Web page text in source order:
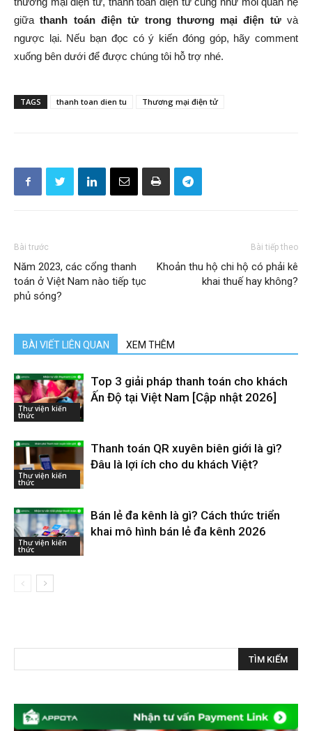
giữathanh toán điện tử trong thương mại điện tửvà
ngược lại. Nếu bạn đọc có ý kiến đóng góp, hãy comment
xuống bên dưới để được chúng tôi hỗ trợ nhé.
TAGS thanh toan dien tu Thương mại điện tử
Bài trước
Năm 2023, các cổng thanh
toán ở Việt Nam nào tiếp tục
phủ sóng?
Bài tiếp theo
Khoản thu hộ chi hộ có phải kê
khai thuế hay không?
BÀI VIẾT LIÊN QUAN XEM THÊM
Thư viện kiến
thức
Top 3 giải pháp thanh toán cho khách
Ấn Độ tại Việt Nam [Cập nhật 2026]
Thư viện kiến
thức
Thanh toán QR xuyên biên giới là gì?
Đâu là lợi ích cho du khách Việt?
Thư viện kiến
thức
Bán lẻ đa kênh là gì? Cách thức triển
khai mô hình bán lẻ đa kênh 2026